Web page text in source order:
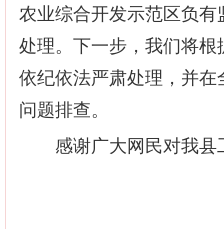
农业综合开发示范区负
处理。下一步，我们将
依纪依法严肃处理，并
问题排查。
感谢广大网民对我县